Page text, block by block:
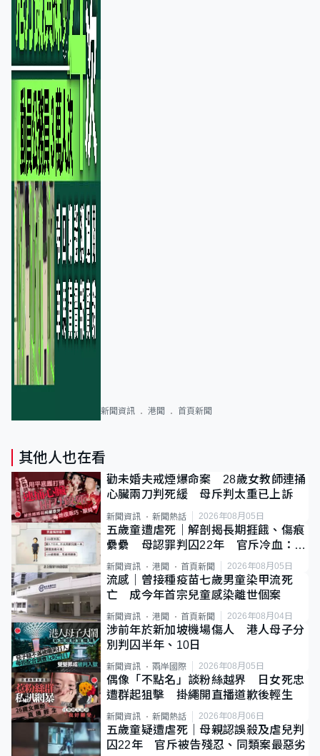
新聞資訊 港聞 首頁新聞
其他人也在看
勸未婚夫戒煙爆命案 28歲女教師連捅
心臟兩刀判死緩 母斥判太重已上訴
新聞資訊 新聞熱話 2026年08月05日
五歲童遭虐死｜解剖揭長期捱餓、傷痕
纍纍 母認罪判囚22年 官斥冷血：同
類案最惡劣
新聞資訊 港聞 首頁新聞 2026年08月05日
流感｜曾接種疫苗七歲男童染甲流死
亡 成今年首宗兒童感染離世個案
新聞資訊 港聞 首頁新聞 2026年08月04日
涉前年於新加坡機場傷人 港人母子分
別判囚半年、10日
新聞資訊 兩岸國際 2026年08月05日
偶像「不點名」談粉絲越界 日女死忠
遭群起狙擊 掛繩開直播道歉後輕生
新聞資訊 新聞熱話 2026年08月06日
五歲童疑遭虐死｜母親認誤殺及虐兒判
囚22年 官斥被告殘忍、同類案最惡劣